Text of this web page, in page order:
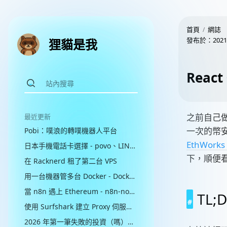
狸貓是我
最近更新
Pobi：噗浪的轉噗機器人平台
日本手機電話卡選擇 - povo、LINEMO、楽天モバイル比較
在 Racknerd 租了第二台 VPS
用一台機器管多台 Docker - Dockhand + Hawser
當 n8n 遇上 Ethereum - n8n-nodes-ethereum
使用 Surfshark 建立 Proxy 伺服器（並失敗）
2026 年第一筆失敗的投資（嗎）：Google AI Pro
首頁
網誌
發布於：
之前自己
一次的幣
下，順便